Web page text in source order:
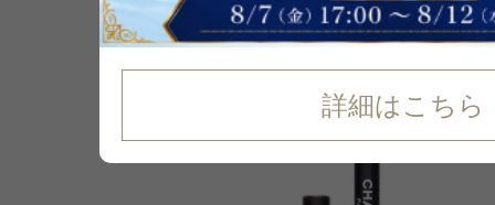
詳細はこちら